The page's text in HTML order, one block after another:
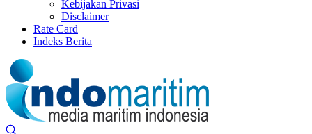
Kebijakan Privasi
Disclaimer
Rate Card
Indeks Berita